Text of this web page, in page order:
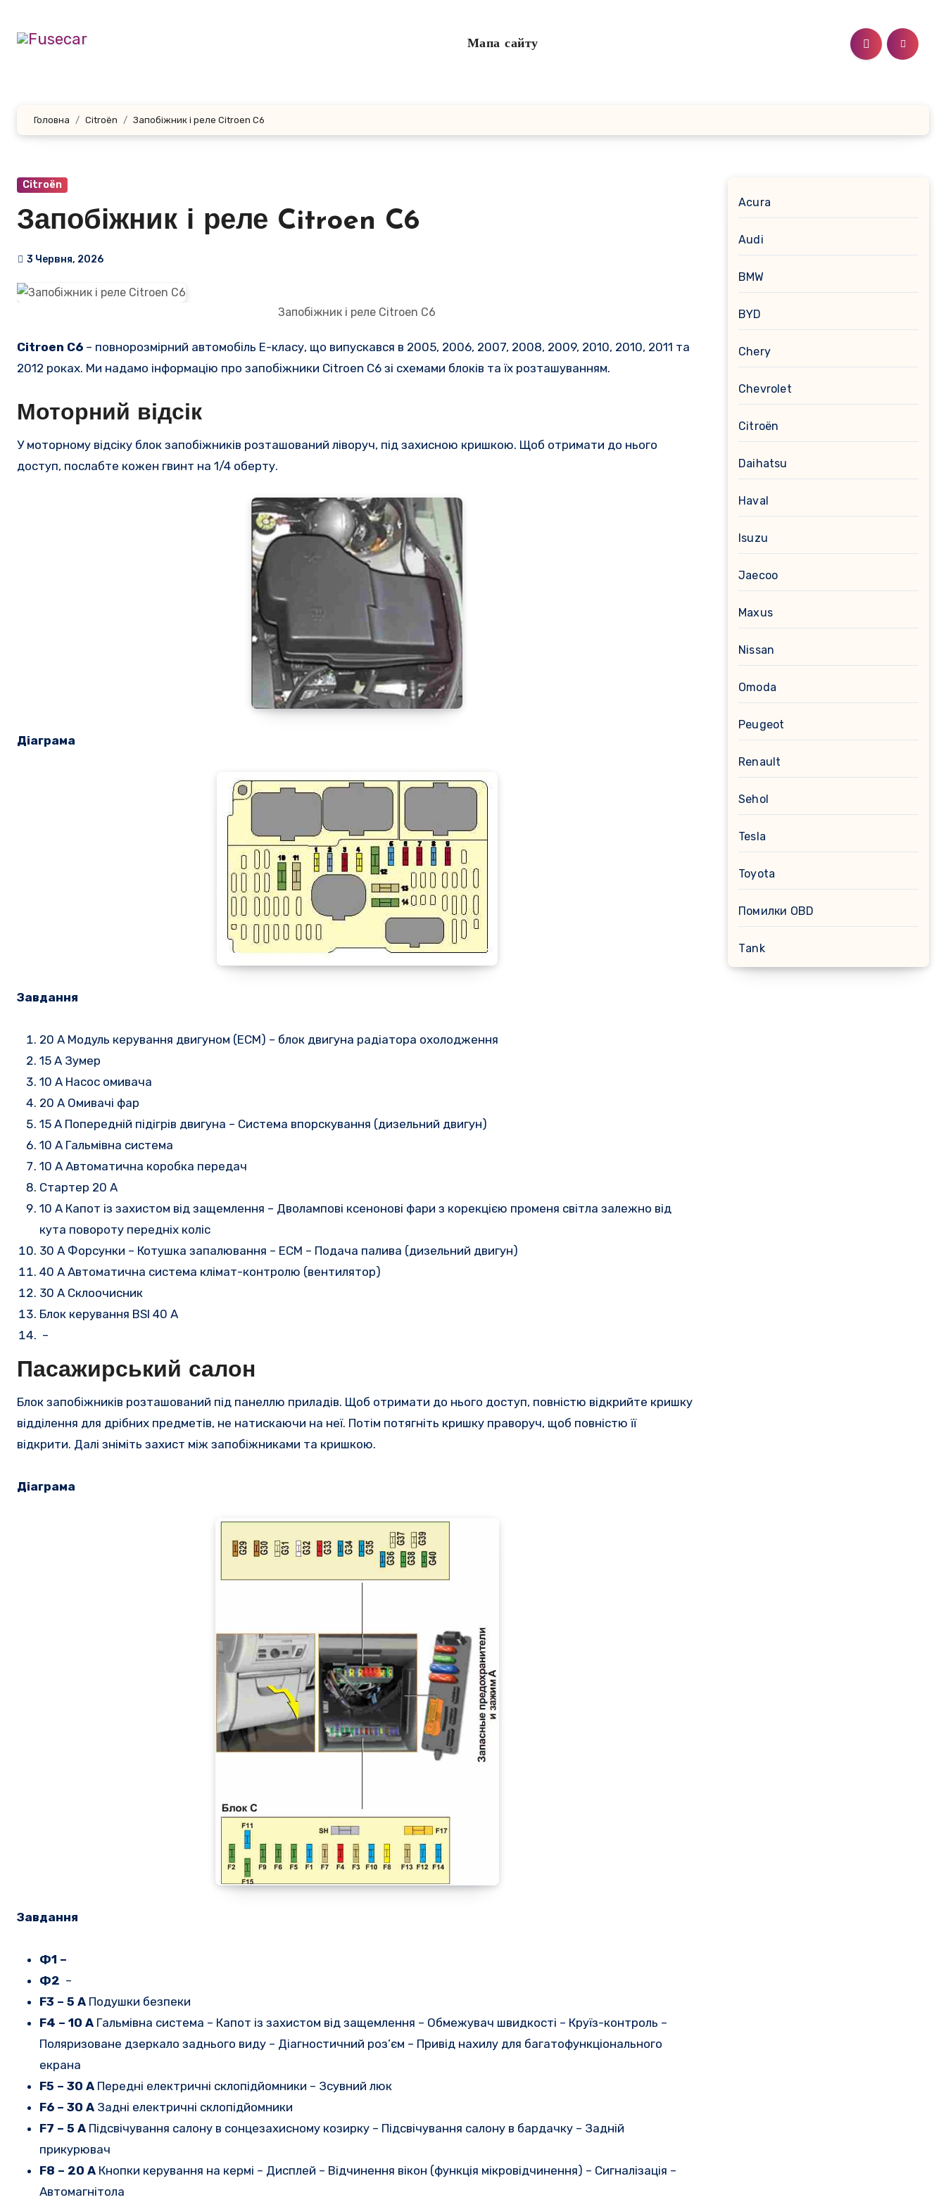
контенту
Мапа сайту
Головна Citroën Запобіжник і реле Citroen C6
Citroën
Запобіжник і реле Citroen C6
3 Червня, 2026
Запобіжник і реле Citroen C6
Citroen C6 – повнорозмірний автомобіль E-класу, що випускався в 2005, 2006, 2007, 2008, 2009, 2010, 2010, 2011 та
2012 роках. Ми надамо інформацію про запобіжники Citroen C6 зі схемами блоків та їх розташуванням.
Моторний відсік
У моторному відсіку блок запобіжників розташований ліворуч, під захисною кришкою. Щоб отримати до нього
доступ, послабте кожен гвинт на 1/4 оберту.
Діаграма
Завдання
20 A Модуль керування двигуном (ECM) – блок двигуна радіатора охолодження
15 А Зумер
10 А Насос омивача
20 A Омивачі фар
15 A Попередній підігрів двигуна – Система впорскування (дизельний двигун)
10 А Гальмівна система
10 А Автоматична коробка передач
Стартер 20 А
10 A Капот із захистом від защемлення – Дволампові ксенонові фари з корекцією променя світла залежно від
кута повороту передніх коліс
30 A Форсунки – Котушка запалювання – ECM – Подача палива (дизельний двигун)
40 A Автоматична система клімат-контролю (вентилятор)
30 A Склоочисник
Блок керування BSI 40 А
–
Пасажирський салон
Блок запобіжників розташований під панеллю приладів. Щоб отримати до нього доступ, повністю відкрийте кришку
відділення для дрібних предметів, не натискаючи на неї. Потім потягніть кришку праворуч, щоб повністю її
відкрити. Далі зніміть захист між запобіжниками та кришкою.
Діаграма
Завдання
Ф1 –
Ф2 –
F3 – 5 A Подушки безпеки
F4 – 10 A Гальмівна система – Капот із захистом від защемлення – Обмежувач швидкості – Круїз-контроль –
Поляризоване дзеркало заднього виду – Діагностичний роз’єм – Привід нахилу для багатофункціонального
екрана
F5 – 30 A Передні електричні склопідйомники – Зсувний люк
F6 – 30 A Задні електричні склопідйомники
F7 – 5 A Підсвічування салону в сонцезахисному козирку – Підсвічування салону в бардачку – Задній
прикурювач
F8 – 20 A Кнопки керування на кермі – Дисплей – Відчинення вікон (функція мікровідчинення) – Сигналізація –
Автомагнітола
Acura
Audi
BMW
BYD
Chery
Chevrolet
Citroën
Daihatsu
Haval
Isuzu
Jaecoo
Maxus
Nissan
Omoda
Peugeot
Renault
Sehol
Tesla
Toyota
Помилки OBD
Таnk